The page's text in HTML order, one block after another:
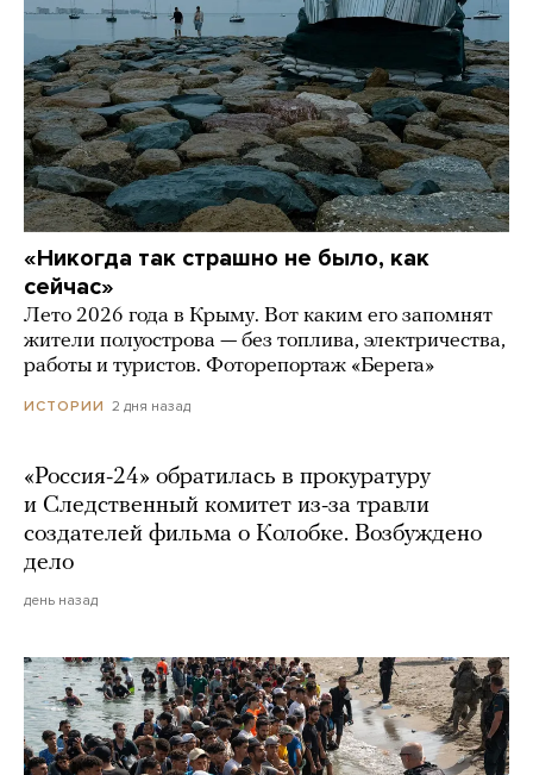
«Никогда так страшно не было, как
сейчас»
Лето 2026 года в Крыму. Вот каким его запомнят
жители полуострова — без топлива, электричества,
работы и туристов. Фоторепортаж «Берега»
ИСТОРИИ 2 дня назад
«Россия-24» обратилась в прокуратуру
и Следственный комитет из-за травли
создателей фильма о Колобке. Возбуждено
дело
день назад